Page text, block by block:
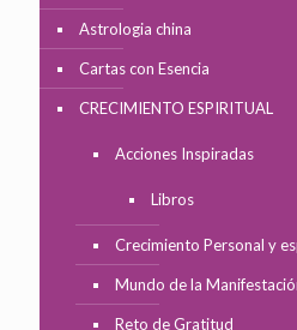
Astrologia china
Cartas con Esencia
CRECIMIENTO ESPIRITUAL
Acciones Inspiradas
Libros
Crecimiento Personal y
Mundo de la
Reto de Gratitud